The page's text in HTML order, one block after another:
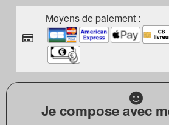
Moyens de paiement :
Je compose avec